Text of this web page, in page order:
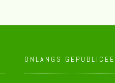
ONLANGS